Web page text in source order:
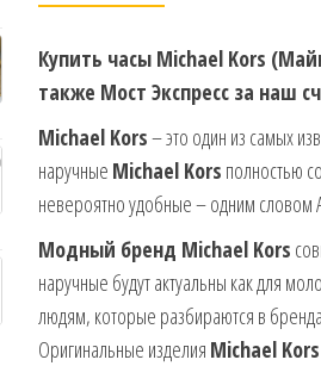
Купить часы Michael Kors
также Мост Экспресс за наш
Michael Kors– это один из самых
наручные Michael Kors полностью
невероятно удобные – одним словом
Модный бренд Michael Kors
наручные будут актуальны как для
людям, которые разбираются в
Оригинальные изделия Michael Kors